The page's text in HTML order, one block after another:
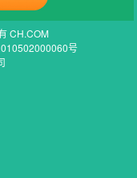
CH.COM
号